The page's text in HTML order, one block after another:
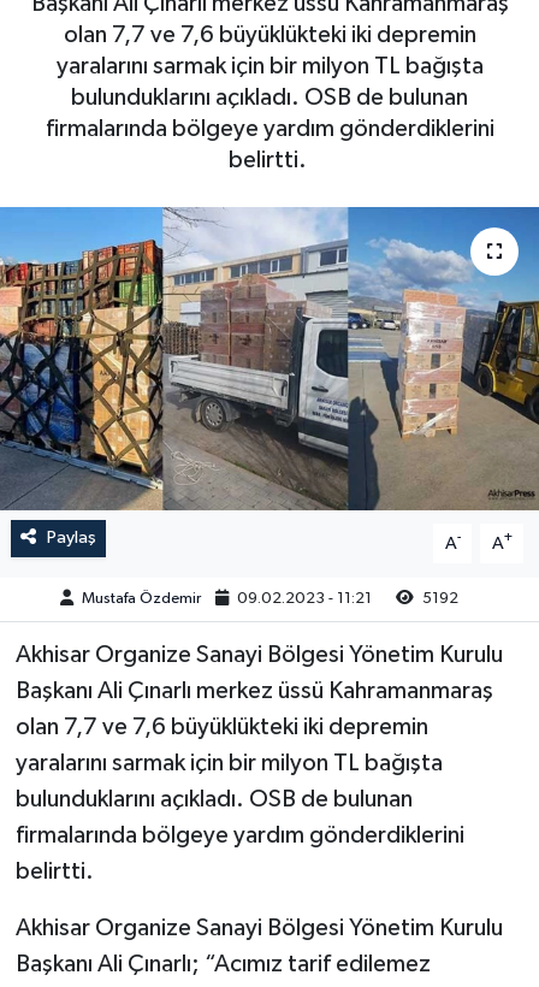
olan 7,7 ve 7,6 büyüklükteki iki depremin
yaralarını sarmak için bir milyon TL bağışta
bulunduklarını açıkladı. OSB de bulunan
firmalarında bölgeye yardım gönderdiklerini
belirtti.
Paylaş A- A+
Mustafa Özdemir 09.02.2023 - 11:21 5192
Akhisar Organize Sanayi Bölgesi Yönetim Kurulu
Başkanı Ali Çınarlı merkez üssü Kahramanmaraş
olan 7,7 ve 7,6 büyüklükteki iki depremin
yaralarını sarmak için bir milyon TL bağışta
bulunduklarını açıkladı. OSB de bulunan
firmalarında bölgeye yardım gönderdiklerini
belirtti.
Akhisar Organize Sanayi Bölgesi Yönetim Kurulu
Başkanı Ali Çınarlı; “Acımız tarif edilemez
Magazin
Duyurular
Kadın
Teknoloji
Akhisar Emlak
Ülke
Etiketler
Duyurular
Tarım-Gıda
Dünya
Yaşam
Kadın
Teknoloji
Yerel Haber
Akhisar Emlak
Ülke
Etiketler